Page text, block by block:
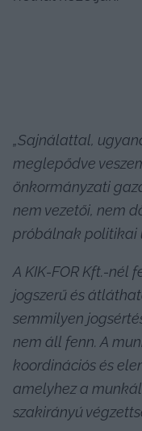
„Sajnálattal,
meglepődve
önkormányzati
nem vezetői, nem
próbálnak politikai
A KIK-FOR Kft.-nél
jogszerű és
semmilyen
nem áll fenn. A
koordinációs és
amelyhez a
szakirányú